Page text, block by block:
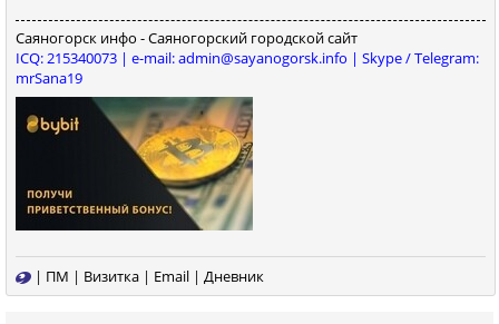
Саяногорск инфо - Саяногорский городской сайт
ICQ: 215340073 | e-mail: admin@sayanogorsk.info | Skype / Telegram:
mrSana19
| ПМ | Визитка | Email | Дневник